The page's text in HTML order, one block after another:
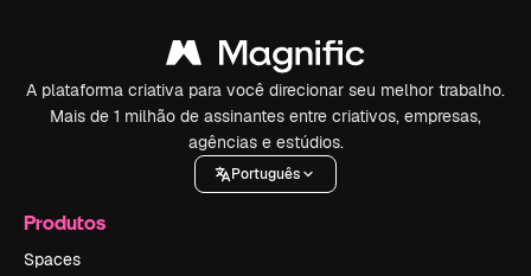
A plataforma criativa para você direcionar seu melhor trabalho.
Mais de 1 milhão de assinantes entre criativos, empresas,
agências e estúdios.
Português
Produtos
Spaces